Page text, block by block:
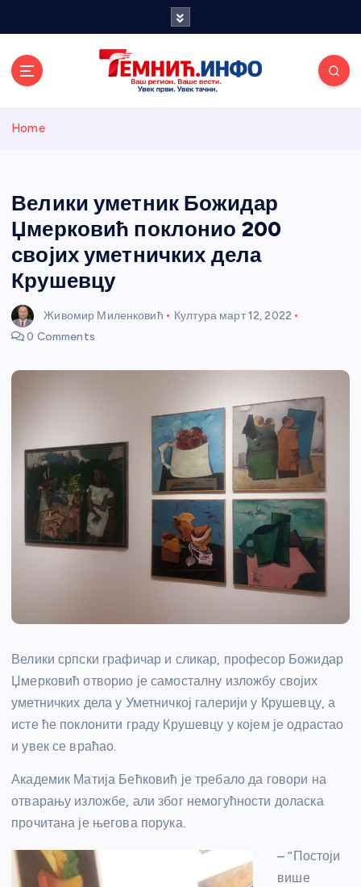
и портал
Home
Велики уметник Божидар
Џмерковић поклонио 200
својих уметничких дела
Крушевцу
Живомир Миленковић Култура март 12, 2022
0 Comments
Велики српски графичар и сликар, професор Божидар
Џмерковић отворио је самосталну изложбу својих
уметничких дела у Уметничкој галерији у Крушевцу, а
исте ће поклонити граду Крушевцу у којем је одрастао
и увек се враћао.
Академик Матија Бећковић је требало да говори на
отварању изложбе, али због немогућности доласка
прочитана је његова порука.
– “Постоји
више